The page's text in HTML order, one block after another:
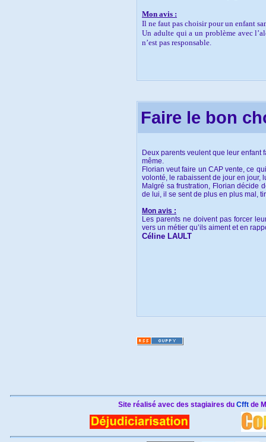
Mon avis :
Il ne faut pas choisir pour un enfant
Un adulte qui a un problème avec
n’est pas responsable.
Faire le bon
Deux parents veulent que leur enfant
même.
Florian veut faire un CAP vente, ce
volonté, le rabaissent de jour en jour,
Malgré sa frustration, Florian décide
de lui, il se sent de plus en plus mal,
Mon avis :
Les parents ne doivent pas forcer
vers un métier qu’ils aiment et en
Céline LAULT
Site réalisé avec des stagiaires du Cfft de